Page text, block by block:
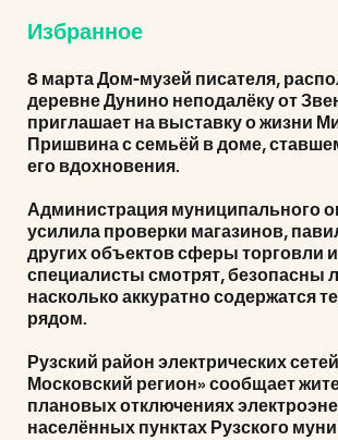
Избранное
8 марта Дом-музей писателя,
деревне Дунино неподалёку от
приглашает на выставку о жизни
Пришвина с семьёй в доме,
его вдохновения.
Администрация муниципального
усилила проверки магазинов,
других объектов сферы торговли и
специалисты смотрят, безопасны
насколько аккуратно содержатся
рядом.
Рузский район электрических
Московский регион» сообщает
плановых отключениях
населённых пунктах Рузского